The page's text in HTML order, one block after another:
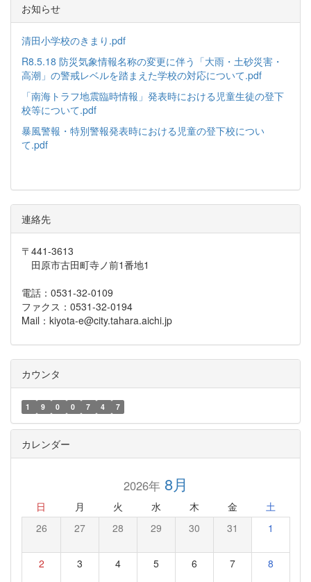
お知らせ
清田小学校のきまり.pdf
R8.5.18 防災気象情報名称の変更に伴う「大雨・土砂災害・
高潮」の警戒レベルを踏まえた学校の対応について.pdf
「南海トラフ地震臨時情報」発表時における児童生徒の登下
校等について.pdf
暴風警報・特別警報発表時における児童の登下校につい
て.pdf
連絡先
〒441-3613
田原市古田町寺ノ前1番地1
電話：0531-32-0109
ファクス：0531-32-0194
Mail：kiyota-e@city.tahara.aichi.jp
カウンタ
1 9 0 0 7 4 7
カレンダー
2026年8月
日 月 火 水 木 金 土
26 27 28 29 30 31 1
2 3 4 5 6 7 8